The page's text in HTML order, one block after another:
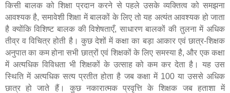
किसी बालक को शिक्षा प्रदान करने से पहले उसके व्यक्तित्व को समझना
आवश्यक है, समावेशी शिक्षा में बालकों के लिए तो यह अत्यंत आवश्यक हो जाता
है क्योंकि विशिष्ट बालक की विशेषताएँ, साधारण बालकों की तुलना में अधिक
तीव्र व विचित्र होती है। कुछ देशों में कक्षा का बड़ा आकार एवं छात्र-शिक्षक
अनुपात का कम होना सभी छात्रों एवं शिक्षकों के लिए समस्या है,और एक कक्षा
में अत्यधिक विविधता भी शिक्षकों के उत्साह को कम कर देता है। यह उस
स्थिति में अत्यधिक सत्य प्रतीत होता है जब कक्षा में 100 या उससे अधिक
छात्र हो जाते हैं। कुछ नकारात्मक प्रवृत्ति के शिक्षक जब हताशा में